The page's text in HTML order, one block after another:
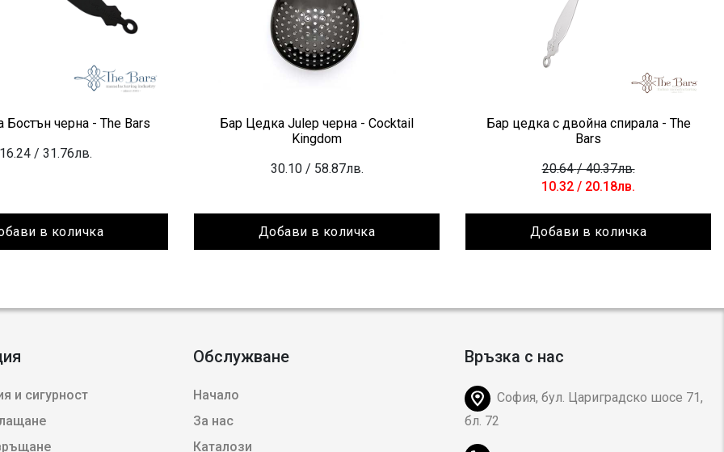
Бостън черна - The Bars
/ 31.76лв.
в количка
Бар Цедка Julep черна - Cocktail
Kingdom
30.10 / 58.87лв.
Добави в количка
Бар цедка с двойна спирала - The
Bars
20.64 / 40.37лв.
10.32 / 20.18лв.
Добави в количка
и сигурност
Обслужване
Начало
За нас
Каталози
Връзка с нас
София, бул. Цариградско шосе 71,
бл. 72